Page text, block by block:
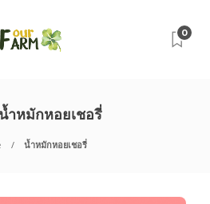
0
น้ำหมักหอยเชอรี่
น้ำหมักหอยเชอรี่